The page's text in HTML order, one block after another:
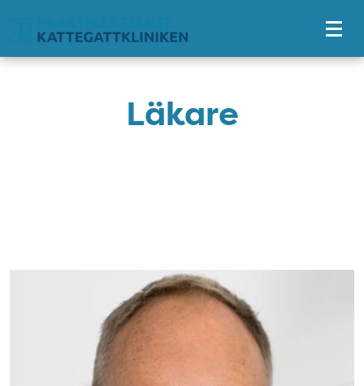
Läkare
Nytt block: Profilbilder
Bild: Fredrik Hopstadius